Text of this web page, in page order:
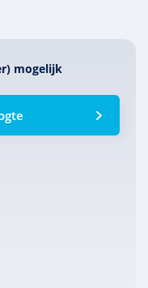
mogelijk